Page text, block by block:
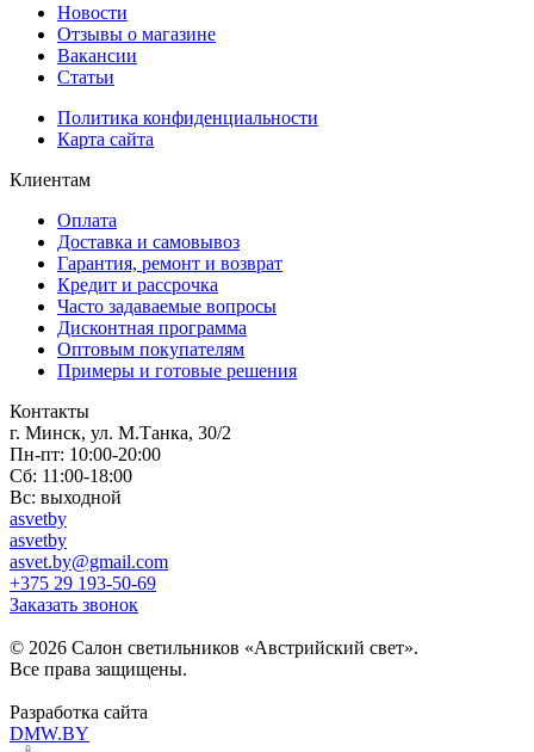
Новости
Отзывы о магазине
Вакансии
Статьи
Политика конфиденциальности
Карта сайта
Клиентам
Оплата
Доставка и самовывоз
Гарантия, ремонт и возврат
Кредит и рассрочка
Часто задаваемые вопросы
Дисконтная программа
Оптовым покупателям
Примеры и готовые решения
Контакты
г. Минск, ул. М.Танка, 30/2
Пн-пт: 10:00-20:00
Сб: 11:00-18:00
Вс: выходной
asvetby
asvetby
asvet.by@gmail.com
+375 29 193-50-69
Заказать звонок
© 2026 Салон светильников «Австрийский свет».
Все права защищены.
Разработка сайта
DMW.BY